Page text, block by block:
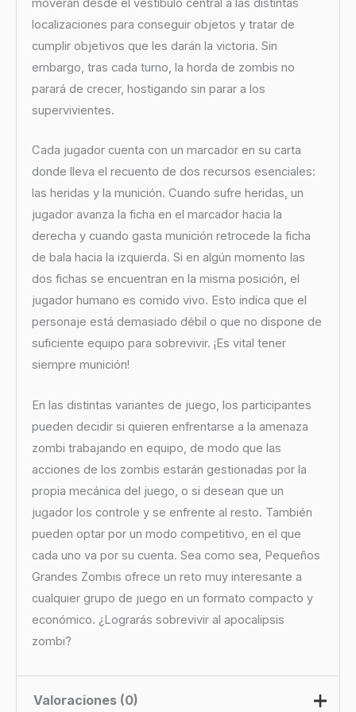
moverán desde el vestíbulo central a las distintas
localizaciones para conseguir objetos y tratar de
cumplir objetivos que les darán la victoria. Sin
embargo, tras cada turno, la horda de zombis no
parará de crecer, hostigando sin parar a los
supervivientes.
Cada jugador cuenta con un marcador en su carta
donde lleva el recuento de dos recursos esenciales:
las heridas y la munición. Cuando sufre heridas, un
jugador avanza la ficha en el marcador hacia la
derecha y cuando gasta munición retrocede la ficha
de bala hacia la izquierda. Si en algún momento las
dos fichas se encuentran en la misma posición, el
jugador humano es comido vivo. Esto indica que el
personaje está demasiado débil o que no dispone de
suficiente equipo para sobrevivir. ¡Es vital tener
siempre munición!
En las distintas variantes de juego, los participantes
pueden decidir si quieren enfrentarse a la amenaza
zombi trabajando en equipo, de modo que las
acciones de los zombis estarán gestionadas por la
propia mecánica del juego, o si desean que un
jugador los controle y se enfrente al resto. También
pueden optar por un modo competitivo, en el que
cada uno va por su cuenta. Sea como sea, Pequeños
Grandes Zombis ofrece un reto muy interesante a
cualquier grupo de juego en un formato compacto y
económico. ¿Lograrás sobrevivir al apocalipsis
zombi?
Valoraciones (0)